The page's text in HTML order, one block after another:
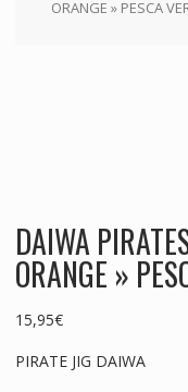
ORANGE » PESCA
DAIWA
ORANGE »
15,95€
PIRATE JIG DAIWA